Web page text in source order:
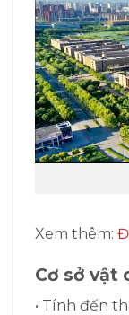
Xem thêm:
Cơ sở vật
• Tính đến